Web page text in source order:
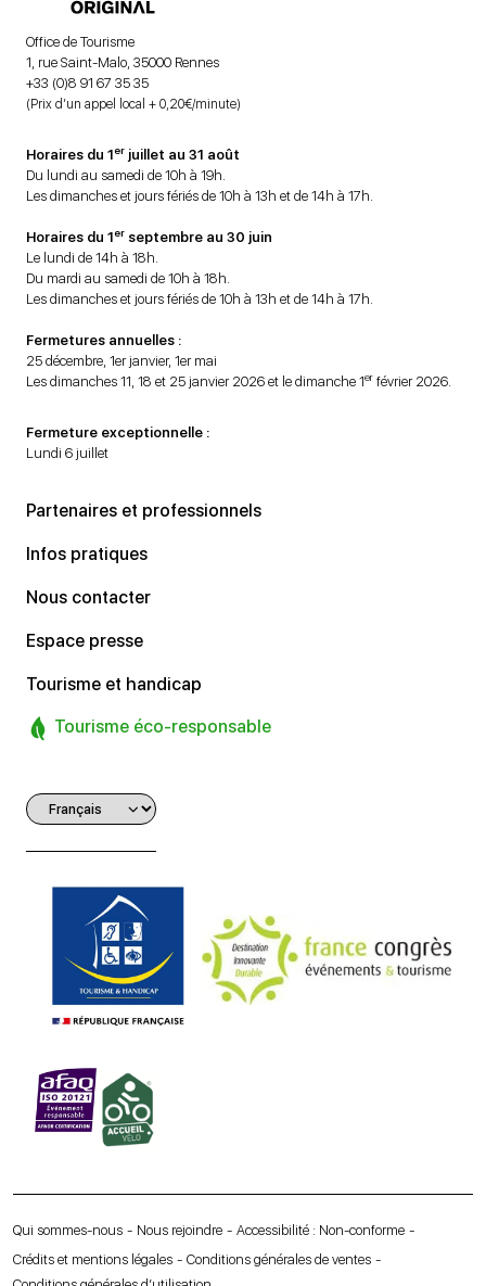
Office de Tourisme
1, rue Saint-Malo, 35000 Rennes
+33 (0)8 91 67 35 35
(Prix d’un appel local + 0,20€/minute)
Horaires du 1er juillet au 31 août
Du lundi au samedi de 10h à 19h.
Les dimanches et jours fériés de 10h à 13h et de 14h à 17h.
Horaires du 1er septembre au 30 juin
Le lundi de 14h à 18h.
Du mardi au samedi de 10h à 18h.
Les dimanches et jours fériés de 10h à 13h et de 14h à 17h.
Fermetures annuelles :
25 décembre, 1er janvier, 1er mai
Les dimanches 11, 18 et 25 janvier 2026 et le dimanche 1er février 2026.
Fermeture exceptionnelle :
Lundi 6 juillet
Partenaires et professionnels
Infos pratiques
Nous contacter
Espace presse
Tourisme et handicap
Tourisme éco-responsable
Qui sommes-nous Nous rejoindre
Accessibilité : Non-conforme
Crédits et mentions légales
Conditions générales de ventes